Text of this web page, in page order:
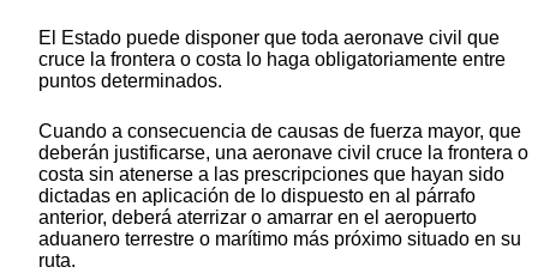
El Estado puede disponer que toda aeronave civil que
cruce la frontera o costa lo haga obligatoriamente entre
puntos determinados.
Cuando a consecuencia de causas de fuerza mayor, que
deberán justificarse, una aeronave civil cruce la frontera o
costa sin atenerse a las prescripciones que hayan sido
dictadas en aplicación de lo dispuesto en al párrafo
anterior, deberá aterrizar o amarrar en el aeropuerto
aduanero terrestre o marítimo más próximo situado en su
ruta.